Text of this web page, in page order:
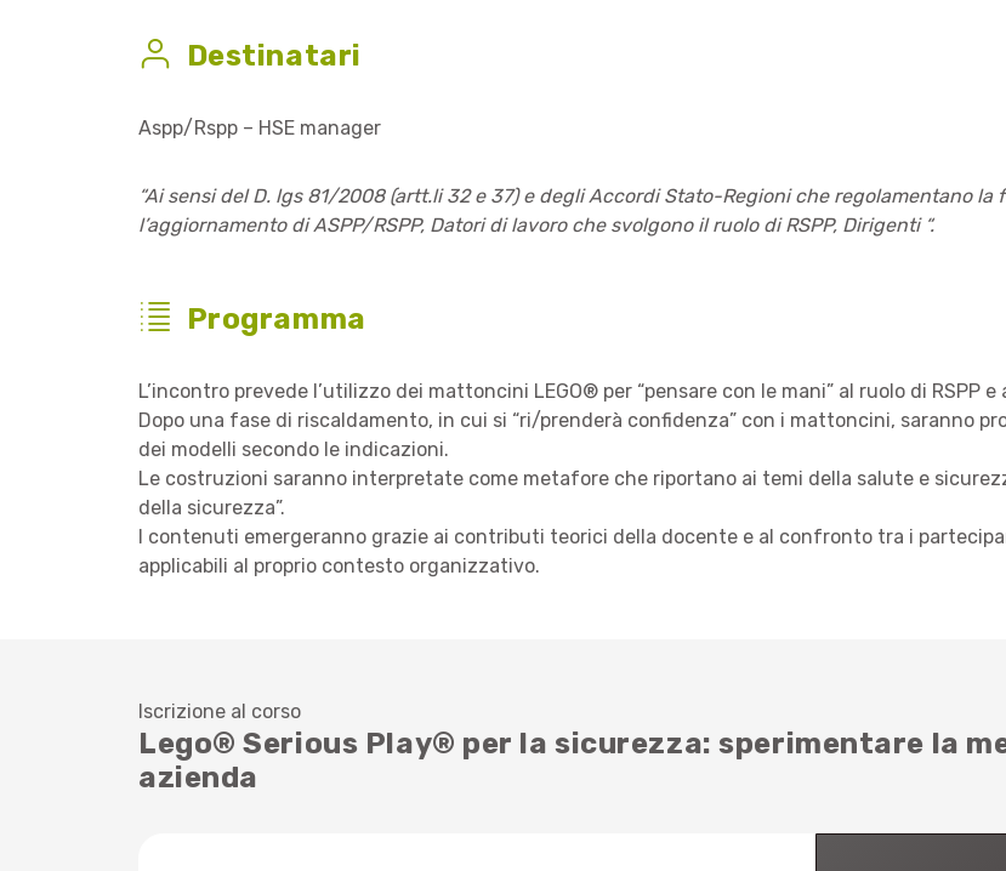
Destinatari
Aspp/Rspp – HSE manager
“Ai sensi del D. lgs 81/2008 (artt.li 32 e 37) e degli Accordi Stato-Regioni che regolamentano
l’aggiornamento di ASPP/RSPP, Datori di lavoro che svolgono il ruolo di RSPP, Dirigenti “.
Programma
L’incontro prevede l’utilizzo dei mattoncini LEGO® per “pensare con le mani” al ruolo di
Dopo una fase di riscaldamento, in cui si “ri/prenderà confidenza” con i mattoncini, saranno
dei modelli secondo le indicazioni.
Le costruzioni saranno interpretate come metafore che riportano ai temi della salute e
della sicurezza”.
I contenuti emergeranno grazie ai contributi teorici della docente e al confronto tra i
applicabili al proprio contesto organizzativo.
Iscrizione al corso
Lego® Serious Play® per la sicurezza: sperimentare la
azienda